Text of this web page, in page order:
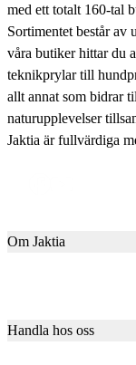
med ett totalt 160-tal
Sortimentet består av
våra butiker hittar du
teknikprylar till
allt annat som bidrar
naturupplevelser
Jaktia är fullvärdiga
Om Jaktia
Karriär
Handla hos oss